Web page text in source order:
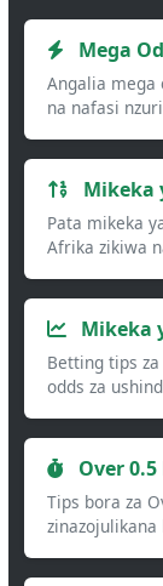
Mega
Angalia mega
na nafasi
Mikeka
Pata mikeka
Afrika zikiwa
Mikeka
Betting tips
odds za
Over
Tips bora za